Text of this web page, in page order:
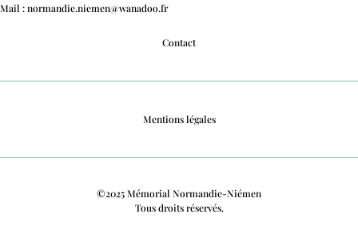
Mail : normandie.niemen@wanadoo.fr
Contact
Mentions légales
©2025 Mémorial Normandie-Niémen
Tous droits réservés.